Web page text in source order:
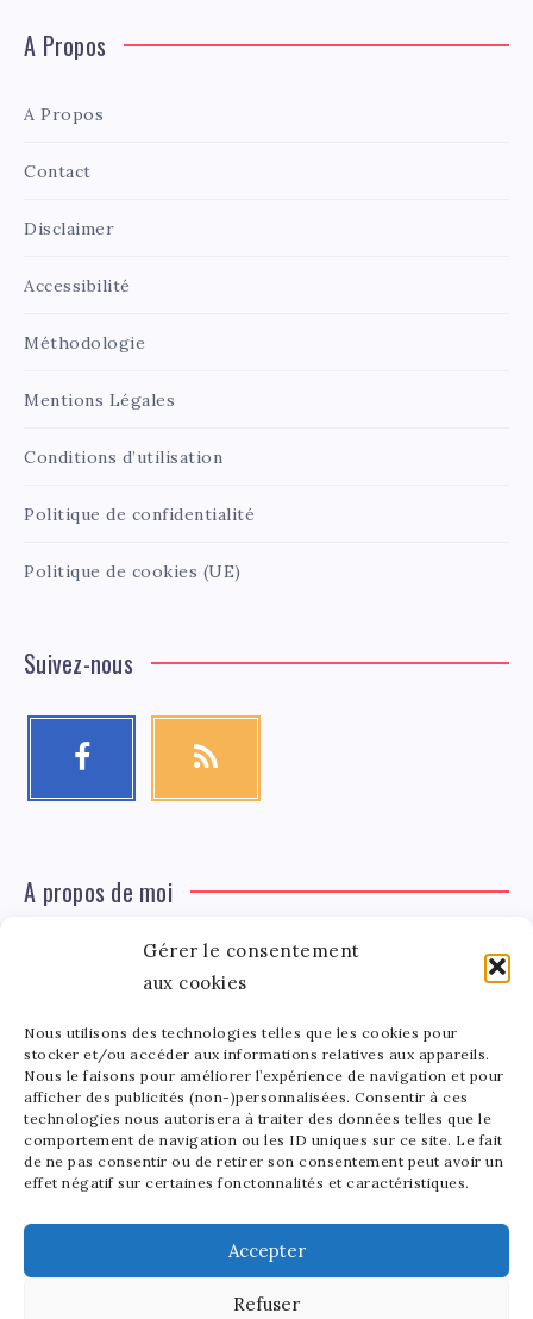
Gérer le consentement
aux cookies
Nous utilisons des technologies telles que les cookies pour
stocker et/ou accéder aux informations relatives aux appareils.
Nous le faisons pour améliorer l’expérience de navigation et pour
afficher des publicités (non-)personnalisées. Consentir à ces
technologies nous autorisera à traiter des données telles que le
comportement de navigation ou les ID uniques sur ce site. Le fait
de ne pas consentir ou de retirer son consentement peut avoir un
effet négatif sur certaines fonctonnalités et caractéristiques.
Accepter
Refuser
A Propos
A Propos
Contact
Disclaimer
Accessibilité
Méthodologie
Mentions Légales
Conditions d’utilisation
Politique de confidentialité
Politique de cookies (UE)
Suivez-nous
A propos de moi
Tinger
Léa Tinger
Fondatrice
Fondatrice de FortunedeStar.com, je fusionne ma
passion pour les cultures et l'économie des célébrités.
Entre la gestion de mon site et la poterie, je trouve le
bonheur dans l'équilibre de mes activités. Mère d'un
bout de chou de 5 ans, je partage avec lui l'amour de
l'art sous toutes ses formes.